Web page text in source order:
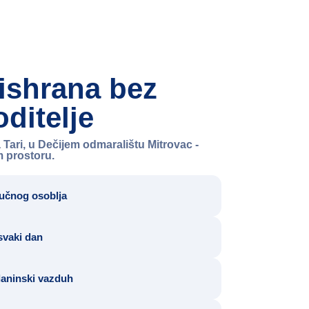
bez
u Dečijem odmaralištu Mitrovac -
prostoru.
osoblja
dan
vazduh